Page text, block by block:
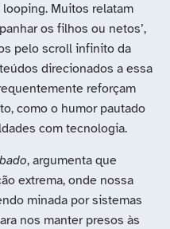
Muitos relatam
os filhos ou netos’,
pelo scroll infinito da
direcionados a essa
reforçam
como o humor pautado
com tecnologia.
, argumenta que
extrema, onde nossa
minada por sistemas
nos manter presos às